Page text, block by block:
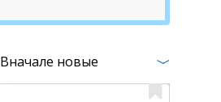
Вначале новые